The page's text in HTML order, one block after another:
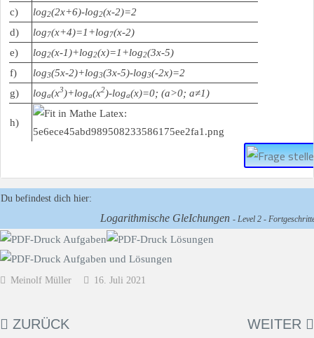
c)
log2(2x+6)-log2(x-2)=2
d)
log7(x+4)=1+log7(x-2)
e)
log2(x-1)+log2(x)=1+log2(3x-5)
f)
log3(5x-2)+log3(3x-5)-log3(-2x)=2
g)
loga(x3)+loga(x2)-loga(x)=0; (a>0; a≠1)
h)
Du befindest dich hier:
Logarithmische GleIchungen - Level 2 -
Meinolf Müller 16. Juli 2021
ZURÜCK WEITER